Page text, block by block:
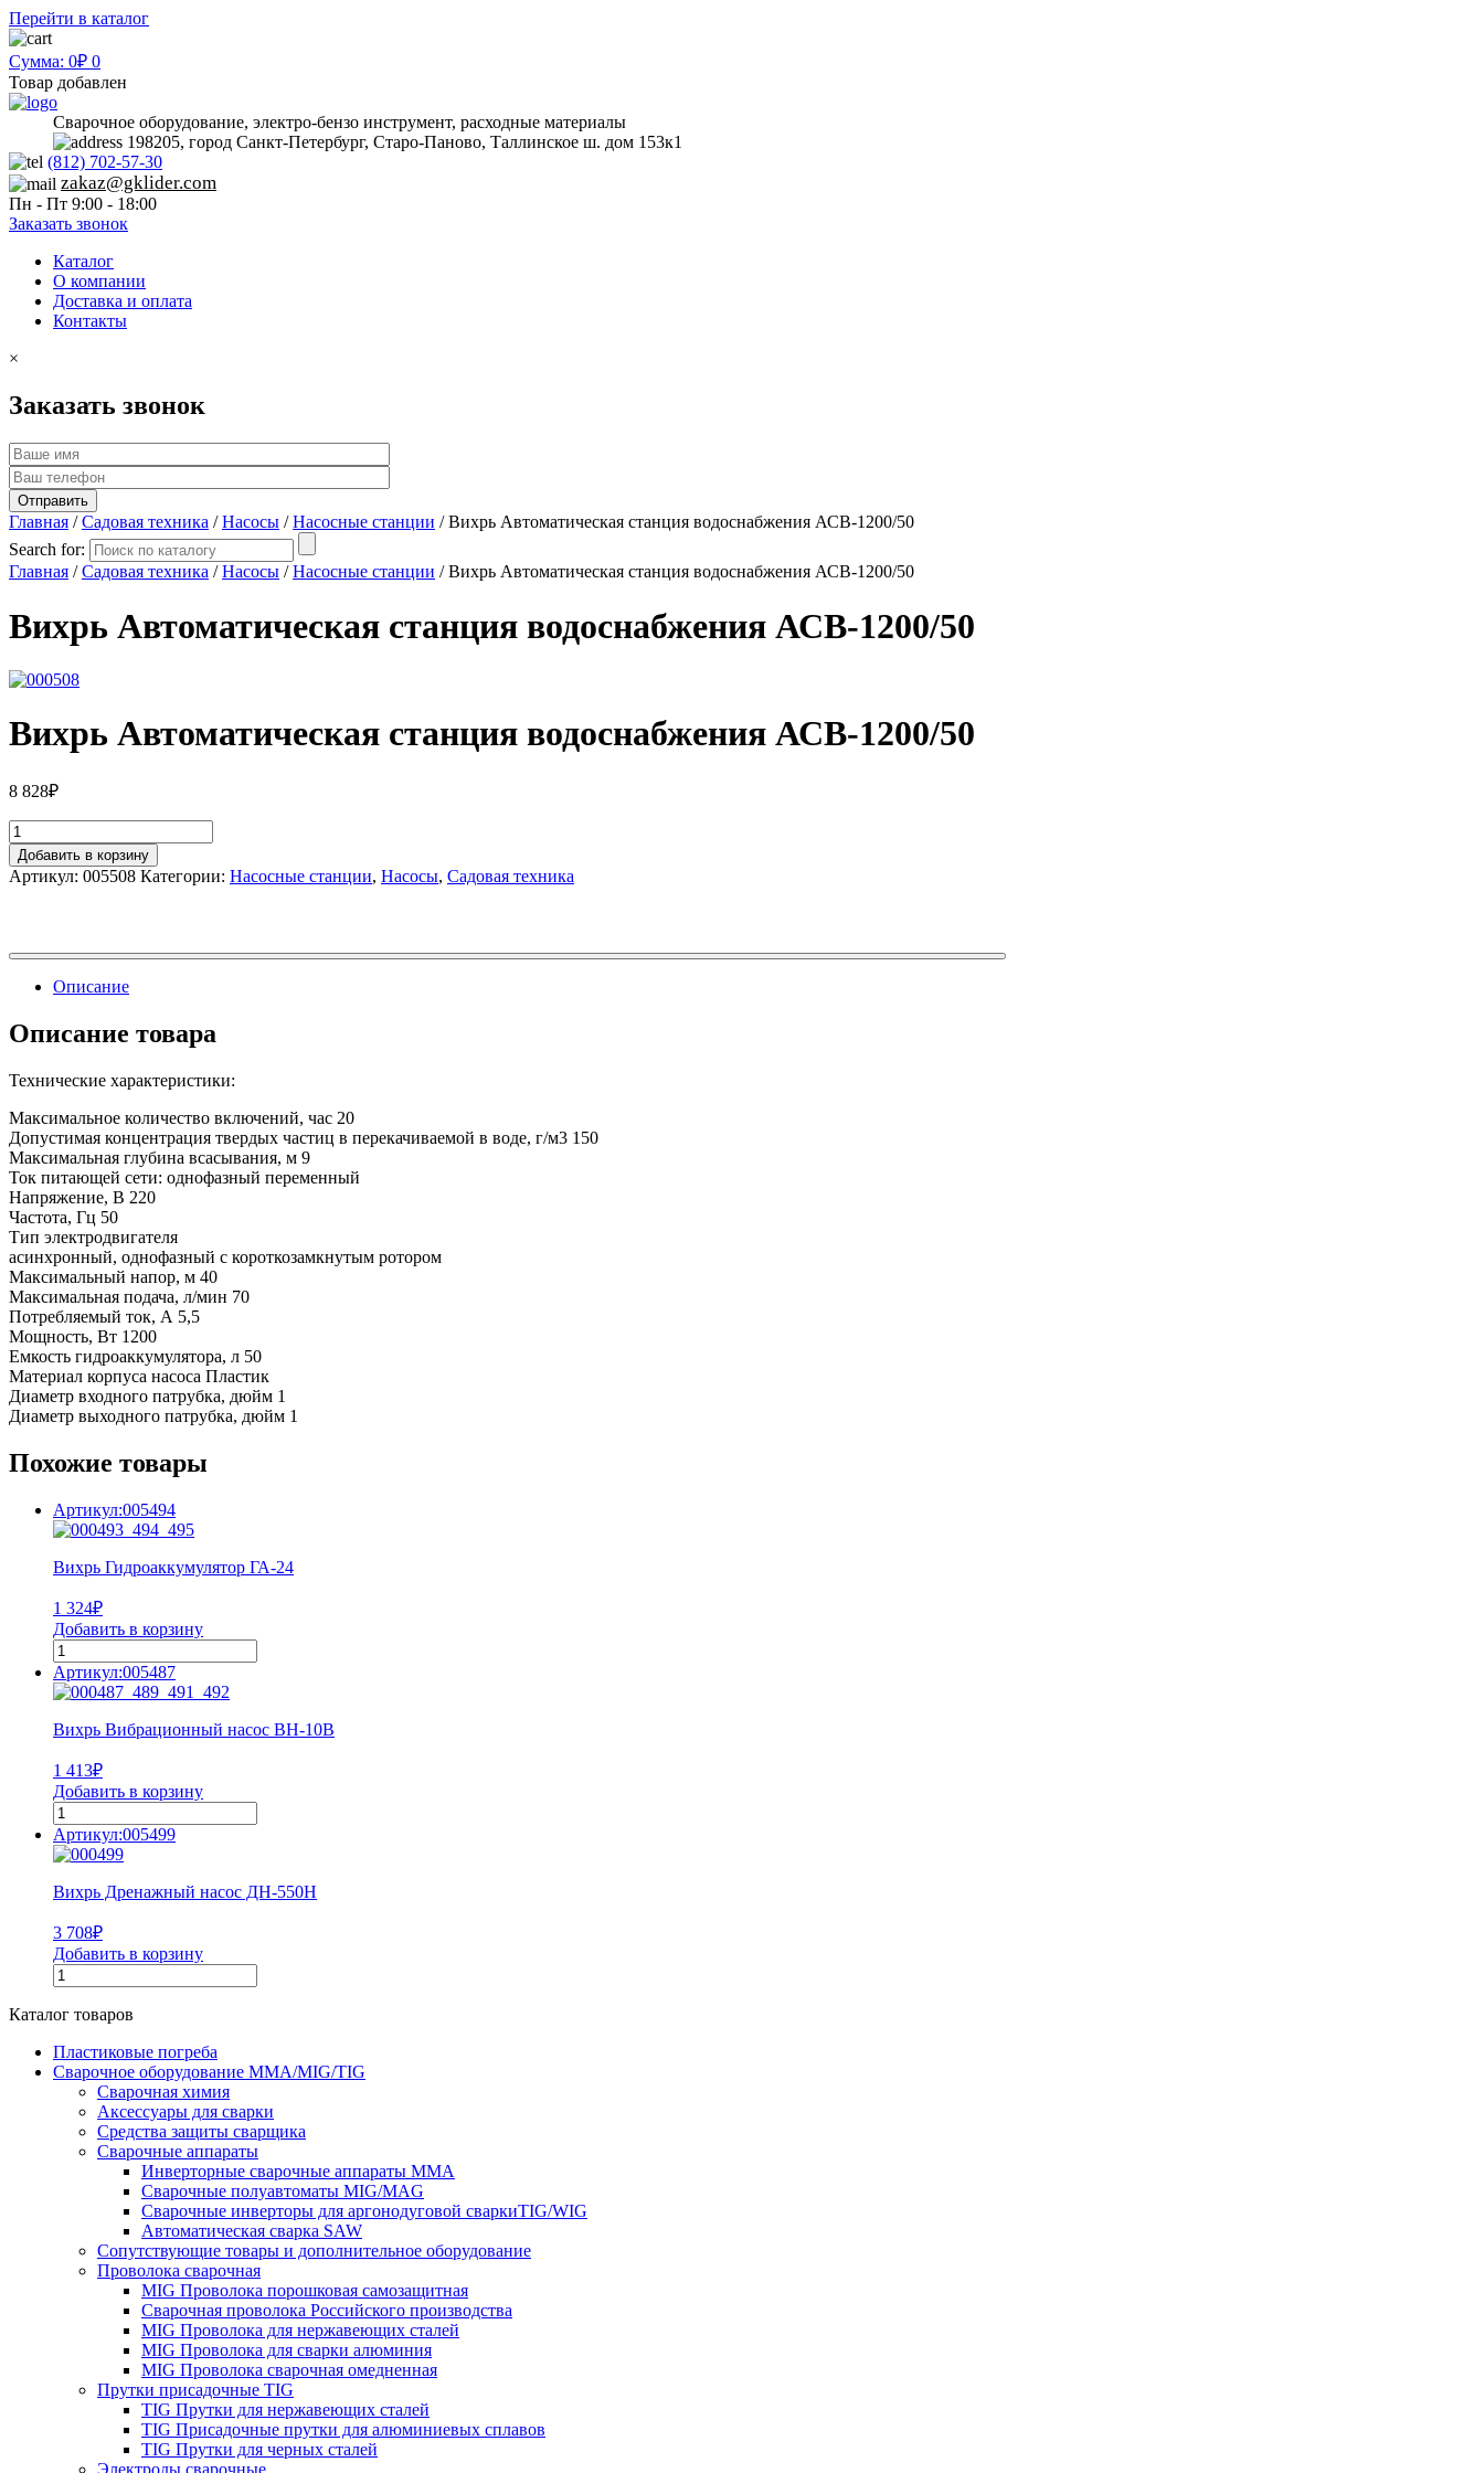
Перейти в каталог
Сумма: 0₽ 0
Товар добавлен
Сварочное оборудование, электро-бензо инструмент, расходные материалы
198205, город Санкт-Петербург, Старо-Паново, Таллинское ш. дом 153к1
(812) 702-57-30
zakaz@gklider.com
Пн - Пт 9:00 - 18:00
Заказать звонок
Каталог
О компании
Доставка и оплата
Контакты
×
Заказать звонок
Главная /Садовая техника /Насосы /Насосные станции / Вихрь Автоматическая станция водоснабжения АСВ-1200/50
Search for:
Главная /Садовая техника /Насосы /Насосные станции / Вихрь Автоматическая станция водоснабжения АСВ-1200/50
Вихрь Автоматическая станция водоснабжения АСВ-1200/50
Вихрь Автоматическая станция водоснабжения АСВ-1200/50
8 828₽
Добавить в корзину
Артикул: 005508 Категории: Насосные станции, Насосы, Садовая техника
Описание
Описание товара
Технические характеристики:
Максимальное количество включений, час 20
Допустимая концентрация твердых частиц в перекачиваемой в воде, г/м3 150
Максимальная глубина всасывания, м 9
Ток питающей сети: однофазный переменный
Напряжение, В 220
Частота, Гц 50
Тип электродвигателя
асинхронный, однофазный с короткозамкнутым ротором
Максимальный напор, м 40
Максимальная подача, л/мин 70
Потребляемый ток, А 5,5
Мощность, Вт 1200
Емкость гидроаккумулятора, л 50
Материал корпуса насоса Пластик
Диаметр входного патрубка, дюйм 1
Диаметр выходного патрубка, дюйм 1
Похожие товары
Артикул:005494
Вихрь Гидроаккумулятор ГА-24
1 324₽
Добавить в корзину
Артикул:005487
Вихрь Вибрационный насос ВН-10В
1 413₽
Добавить в корзину
Артикул:005499
Вихрь Дренажный насос ДН-550Н
3 708₽
Добавить в корзину
Каталог товаров
Пластиковые погреба
Сварочное оборудование MMA/MIG/TIG
Сварочная химия
Аксессуары для сварки
Средства защиты сварщика
Сварочные аппараты
Инверторные сварочные аппараты MMA
Сварочные полуавтоматы MIG/MAG
Сварочные инверторы для аргонодуговой сваркиTIG/WIG
Автоматическая сварка SAW
Сопутствующие товары и дополнительное оборудование
Проволока сварочная
MIG Проволока порошковая самозащитная
Сварочная проволока Российского производства
MIG Проволока для нержавеющих сталей
MIG Проволока для сварки алюминия
MIG Проволока сварочная омедненная
Прутки присадочные TIG
TIG Прутки для нержавеющих сталей
TIG Присадочные прутки для алюминиевых сплавов
TIG Прутки для черных сталей
Электроды сварочные